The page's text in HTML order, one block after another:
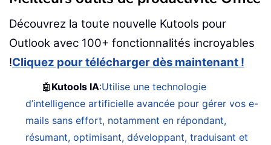
Découvrez la toute nouvelle Kutools pour
Outlook avec 100+ fonctionnalités incroyables
!Cliquez pour télécharger dès maintenant !
🤖 Kutools IA:Utilise une technologie
d’intelligence artificielle avancée pour gérer vos e-
mails sans effort, notamment en répondant,
résumant, optimisant, développant, traduisant et